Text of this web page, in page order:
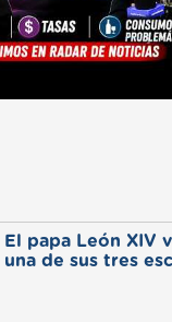
El papa León XIV
una de sus tres